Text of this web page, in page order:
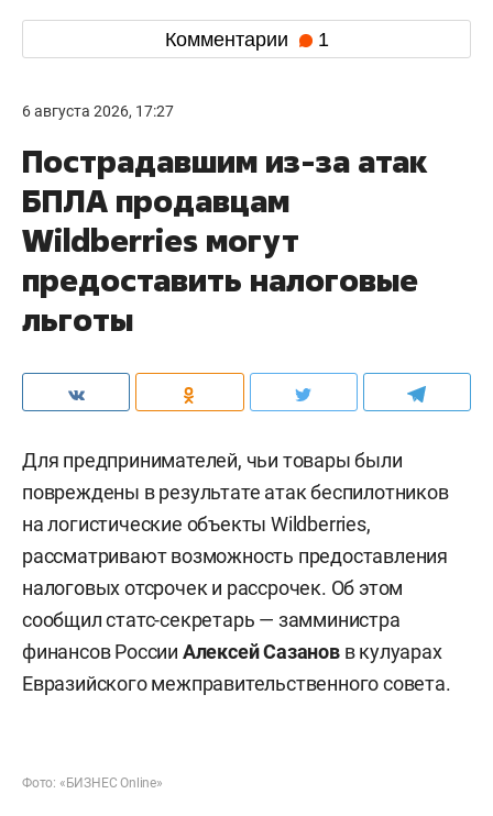
Комментарии 1
6 августа 2026, 17:27
Пострадавшим из-за атак
БПЛА продавцам
Wildberries могут
предоставить налоговые
льготы
Для предпринимателей, чьи товары были
повреждены в результате атак беспилотников
на логистические объекты Wildberries,
рассматривают возможность предоставления
налоговых отсрочек и рассрочек. Об этом
сообщил статс-секретарь — замминистра
финансов России Алексей Сазановв кулуарах
Евразийского межправительственного совета.
Фото: «БИЗНЕС Online»